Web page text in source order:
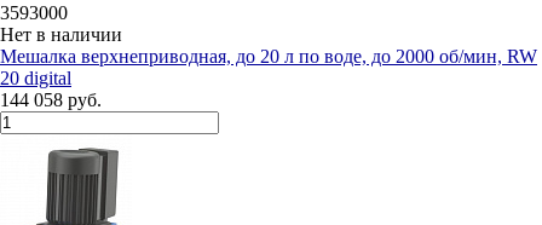
3593000
Нет в наличии
Мешалка верхнеприводная, до 20 л по воде, до 2000 об/мин, RW
20 digital
144 058 руб.